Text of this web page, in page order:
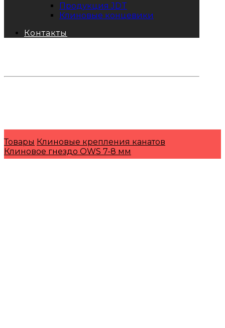
Продукция JDT
Клиновые концевики
Контакты
Товары Клиновые крепления канатов
Клиновое гнездо OWS 7-8 мм